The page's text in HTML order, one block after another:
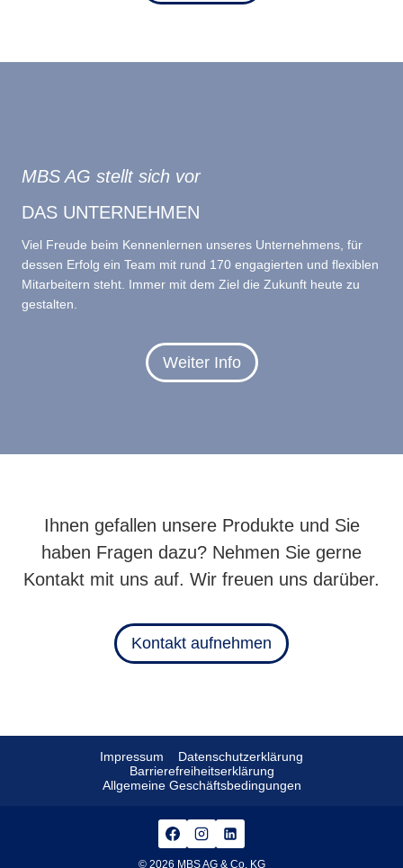
MBS AG stellt sich vor
DAS UNTERNEHMEN
Viel Freude beim Kennenlernen unseres Unternehmens, für
dessen Erfolg ein Team mit rund 170 engagierten und flexiblen
Mitarbeitern steht. Immer mit dem Ziel die Zukunft heute zu
gestalten.
Weiter Info
Ihnen gefallen unsere Produkte und Sie
haben Fragen dazu? Nehmen Sie gerne
Kontakt mit uns auf. Wir freuen uns darüber.
Kontakt aufnehmen
Impressum
Datenschutzerklärung
Barrierefreiheitserklärung
Allgemeine Geschäftsbedingungen
© 2026 MBS AG & Co. KG